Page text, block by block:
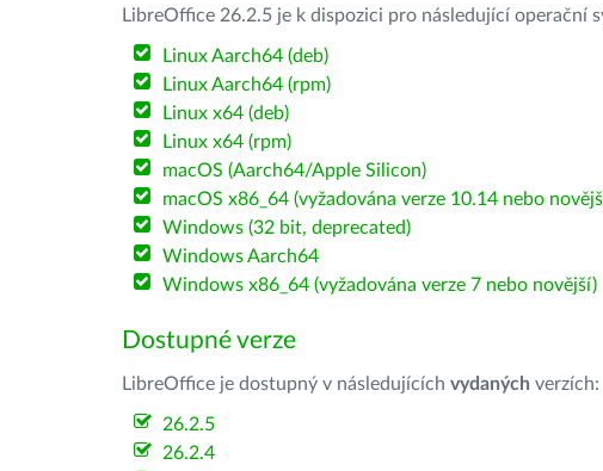
LibreOffice 26.2.5 je k dispozici pro následující operační
Linux Aarch64 (deb)
Linux Aarch64 (rpm)
Linux x64 (deb)
Linux x64 (rpm)
macOS (Aarch64/Apple Silicon)
macOS x86_64 (vyžadována verze 10.14 nebo
Windows (32 bit, deprecated)
Windows Aarch64
Windows x86_64 (vyžadována verze 7 nebo novější)
Dostupné verze
LibreOffice je dostupný v následujících vydaných verzích:
26.2.5
26.2.4